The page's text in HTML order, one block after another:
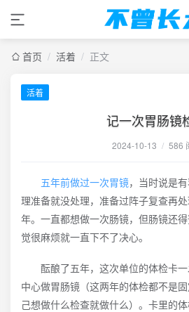
首页 / 活着 / 正文
活着
记一次胃肠镜
2024-10-13 / 586
五年前做过一次胃镜，当时说是
理准备就没处理，准备过阵子复查再
年。一直都想做一次肠镜，但肠镜还
觉很麻烦就一直下不了决心。
酝酿了五年，这次单位的体检卡一
中心做胃肠镜（这两年的体检都不是
己想做什么检查就做什么）。卡里的